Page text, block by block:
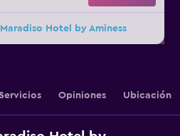
Hotel by Aminess
Opiniones Ubicación